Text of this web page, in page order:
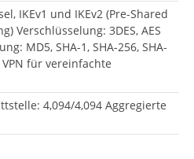
IKEv1 und IKEv2 (Pre-Shared
Verschlüsselung: 3DES, AES
MD5, SHA-1, SHA-256, SHA-
für vereinfachte
4,094/4,094 Aggregierte